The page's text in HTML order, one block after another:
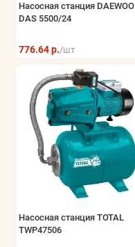
Насосная станция DAEWOO
DAS 5500/24
776.64 р./шт
Насосная станция TOTAL
TWP47506